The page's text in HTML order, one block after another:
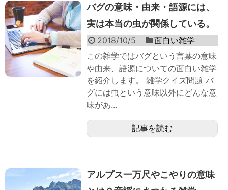
バグの意味・由来・語源には、
実は本当の虫が関係している。
2018/10/5
面白い雑学
この雑学ではバグという言葉の意味
や由来、語源についての面白い雑学
を紹介します。 雑学クイズ問題 バ
グには虫という意味以外にどんな意
味があ...
記事を読む
アルプス一万尺やこやりの意味